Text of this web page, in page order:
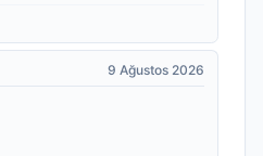
9 Ağustos 2026